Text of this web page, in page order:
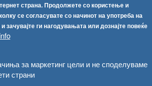
страна. Продолжете со користење и
се согласувате со начинот на употреба на
зачувајте ги нагодувањата или дознајте повеќе
за маркетинг цели и не споделуваме
страни